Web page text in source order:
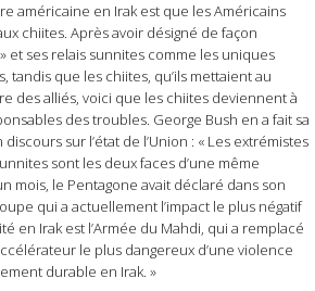
américaine en Irak est que les Américains
chiites. Après avoir désigné de façon
et ses relais sunnites comme les uniques
tandis que les chiites, qu’ils mettaient au
des alliés, voici que les chiites deviennent à
des troubles. George Bush en a fait sa
sur l’état de l’Union : « Les extrémistes
sont les deux faces d’une même
mois, le Pentagone avait déclaré dans son
qui a actuellement l’impact le plus négatif
en Irak est l’Armée du Mahdi, qui a remplacé
le plus dangereux d’une violence
durable en Irak. »